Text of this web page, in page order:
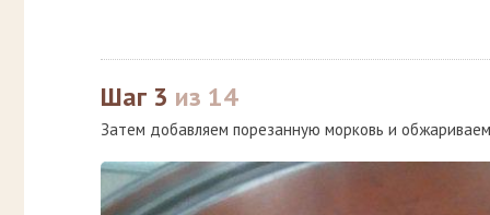
Шаг 3 из 14
Затем добавляем порезанную морковь и обжариваем